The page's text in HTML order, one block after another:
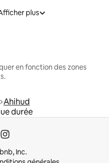
plus
en fonction des zones
Ahihud
durée
Inc.